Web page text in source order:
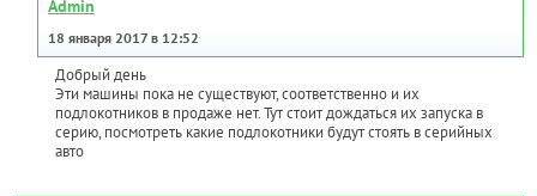
Admin
18 января 2017 в 12:52
Добрый день
Эти машины пока не существуют, соответственно и их
подлокотников в продаже нет. Тут стоит дождаться их запуска в
серию, посмотреть какие подлокотники будут стоять в серийных
авто